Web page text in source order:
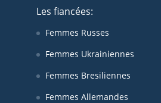
Les fiancées:
Femmes Russes
Femmes Ukrainiennes
Femmes Bresiliennes
Femmes Allemandes